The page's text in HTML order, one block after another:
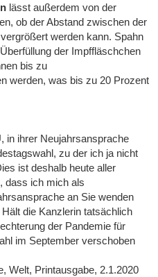
lässt außerdem von der
ob der Abstand zwischen der
werden kann. Spahn
der Impffläschchen
bis zu
werden, was bis zu 20 Prozent
in ihrer Neujahrsansprache
zu der ich ja nicht
ist deshalb heute aller
dass ich mich als
an Sie wenden
die Kanzlerin tatsächlich
der Pandemie für
im September verschoben
Welt, Printausgabe, 2.1.2020